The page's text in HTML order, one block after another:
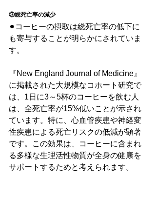
③総死亡率の減少
⚫︎コーヒーの摂取は総死亡率の低下に
も寄与することが明らかにされていま
す。
『New England Journal of Medicine』
に掲載された大規模なコホート研究で
は、1日に3～5杯のコーヒーを飲む人
は、全死亡率が15%低いことが示され
ています。特に、心血管疾患や神経変
性疾患による死亡リスクの低減が顕著
です。この効果は、コーヒーに含まれ
る多様な生理活性物質が全身の健康を
サポートするためと考えられます。